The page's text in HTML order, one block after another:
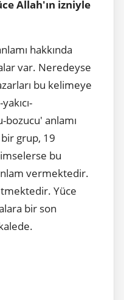
Allah'ın izniyle
hakkında
var. Neredeyse
bu kelimeye
bozucu' anlamı
grup, 19
bu
vermektedir.
Yüce
bir son